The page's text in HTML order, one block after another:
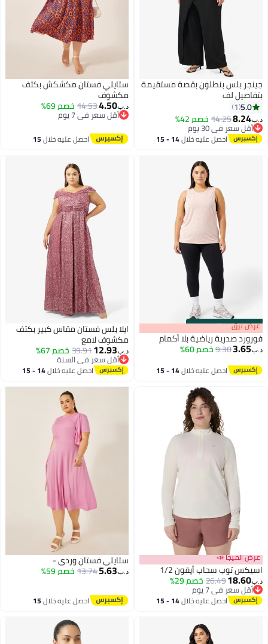
جينجر بلس بنطلون بقصة مستقيمة
بتفاصيل لف
5.0
1
د.ب‏8.24
14.25خصم 42%
أقل سعر في 30 يوم
أقل سعر في 30 يوماحصل عليه خلال 14 - 15
ستايلي فستان مكشكش بكتف
مكشوف
د.ب‏4.50
14.53خصم 69%
أقل سعر في 7 يوم
أقل سعر في 7 يوم
احصل عليه خلال15
00m:00s
·باقي 100% عرض برق
فورورد صدرية رياضية بلا أكمام
د.ب‏3.65
9.30خصم 60%
احصل عليه خلال 14 - 15
ايلا بلس فستان مقاس كبير بكتف
مكشوف لامع
د.ب‏12.93
39.91خصم 67%
أقل سعر في السنة
أقل سعر في السنة
احصل عليه خلال 14 - 15
عرض الميجا 📣
اسيكس توب سحاب أيقون 1/2
د.ب‏18.60
26.49خصم 29%
أقل سعر في 7 يوم
أقل سعر في 7 يوماحصل عليه خلال 14 - 15
ستايلي فستان وردي -
د.ب‏5.63
13.74خصم 59%
احصل عليه خلال15